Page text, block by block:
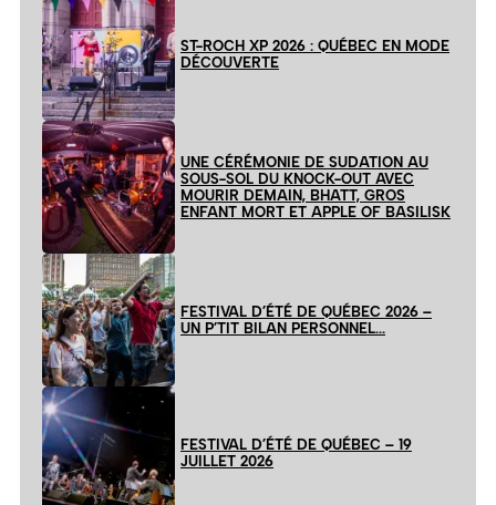
ST-ROCH XP 2026 : QUÉBEC EN MODE
DÉCOUVERTE
UNE CÉRÉMONIE DE SUDATION AU
SOUS-SOL DU KNOCK-OUT AVEC
MOURIR DEMAIN, BHATT, GROS
ENFANT MORT ET APPLE OF BASILISK
FESTIVAL D’ÉTÉ DE QUÉBEC 2026 –
UN P’TIT BILAN PERSONNEL…
FESTIVAL D’ÉTÉ DE QUÉBEC – 19
JUILLET 2026